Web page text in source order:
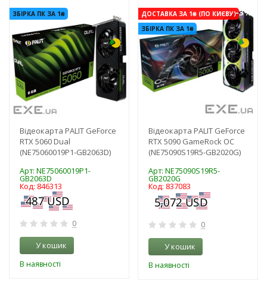
ЗБІРКА ПК ЗА 1₴
Відеокарта PALIT GeForce
RTX 5060 Dual
(NE75060019P1-GB2063D)
Арт: NE75060019P1-
GB2063D
Код: 846313
0
У кошик
В наявності
ДОСТАВКА ЗА 1₴ (ПО КИЄВУ)
ЗБІРКА ПК ЗА 1₴
-3%
Відеокарта PALIT GeForce
RTX 5090 GameRock OC
(NE75090S19R5-GB2020G)
Арт: NE75090S19R5-
GB2020G
Код: 837083
0
У кошик
В наявності